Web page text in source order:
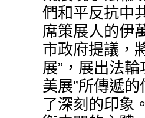
們和平反抗中
席策展人的伊
市政府提議，
展”，展出法
美展”所傳遞
了深刻的印象